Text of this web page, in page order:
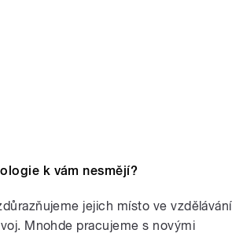
k vám nesmějí?
jejich místo ve vzdělávání
Mnohde pracujeme s novými